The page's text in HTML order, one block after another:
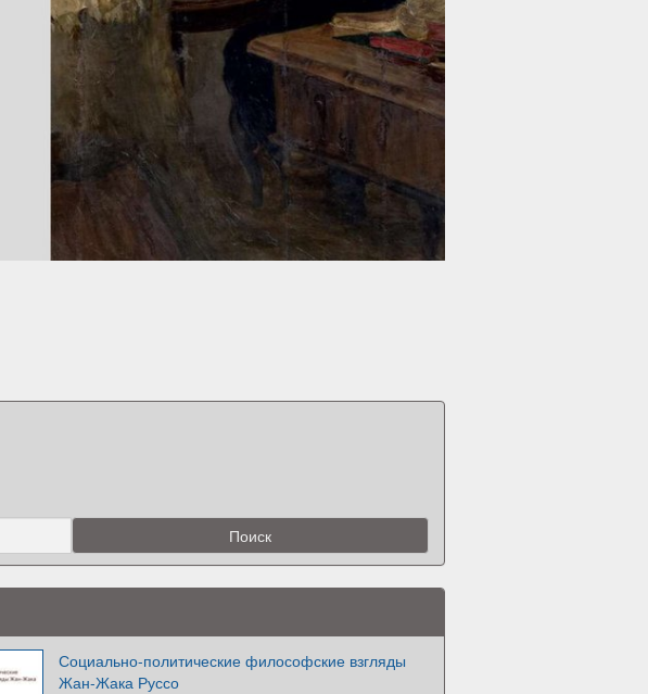
Социально-политические философские взгляды
Жан-Жака Руссо